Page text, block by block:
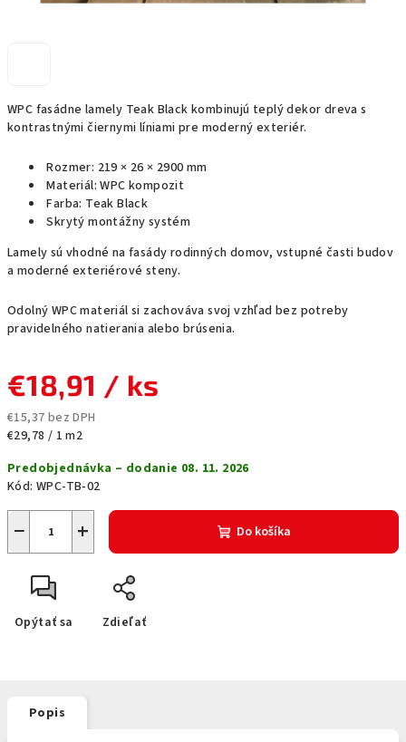
WPC fasádne lamely Teak Black kombinujú teplý dekor dreva s
kontrastnými čiernymi líniami pre moderný exteriér.
Rozmer: 219 × 26 × 2900 mm
Materiál: WPC kompozit
Farba: Teak Black
Skrytý montážny systém
Lamely sú vhodné na fasády rodinných domov, vstupné časti budov
a moderné exteriérové steny.
Odolný WPC materiál si zachováva svoj vzhľad bez potreby
pravidelného natierania alebo brúsenia.
€18,91 / ks
€15,37 bez DPH
Jednotková
€29,78 / 1 m2
Predobjednávka – dodanie 08. 11. 2026
Kód: WPC-TB-02
+
− Do košíka
Opýtať sa Zdieľať
Popis